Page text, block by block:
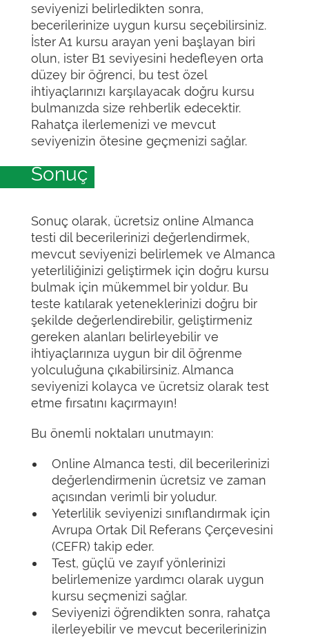
seviyenizi belirledikten sonra,
becerilerinize uygun kursu seçebilirsiniz.
İster A1 kursu arayan yeni başlayan biri
olun, ister B1 seviyesini hedefleyen orta
düzey bir öğrenci, bu test özel
ihtiyaçlarınızı karşılayacak doğru kursu
bulmanızda size rehberlik edecektir.
Rahatça ilerlemenizi ve mevcut
seviyenizin ötesine geçmenizi sağlar.
Sonuç
Sonuç olarak, ücretsiz online Almanca
testi dil becerilerinizi değerlendirmek,
mevcut seviyenizi belirlemek ve Almanca
yeterliliğinizi geliştirmek için doğru kursu
bulmak için mükemmel bir yoldur. Bu
teste katılarak yeteneklerinizi doğru bir
şekilde değerlendirebilir, geliştirmeniz
gereken alanları belirleyebilir ve
ihtiyaçlarınıza uygun bir dil öğrenme
yolculuğuna çıkabilirsiniz. Almanca
seviyenizi kolayca ve ücretsiz olarak test
etme fırsatını kaçırmayın!
Bu önemli noktaları unutmayın:
Online Almanca testi, dil becerilerinizi
değerlendirmenin ücretsiz ve zaman
açısından verimli bir yoludur.
Yeterlilik seviyenizi sınıflandırmak için
Avrupa Ortak Dil Referans Çerçevesini
(CEFR) takip eder.
Test, güçlü ve zayıf yönlerinizi
belirlemenize yardımcı olarak uygun
kursu seçmenizi sağlar.
Seviyenizi öğrendikten sonra, rahatça
ilerleyebilir ve mevcut becerilerinizin